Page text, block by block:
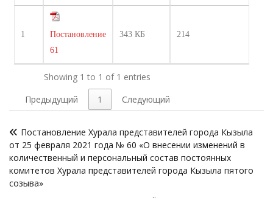
1
Постановление
61
343 КБ 214
Showing 1 to 1 of 1 entries
Предыдущий
1 Следующий
по
записям
Постановление Хурала представителей города Кызыла
от 25 февраля 2021 года № 60 «О внесении изменений в
количественный и персональный состав постоянных
комитетов Хурала представителей города Кызыла пятого
созыва»